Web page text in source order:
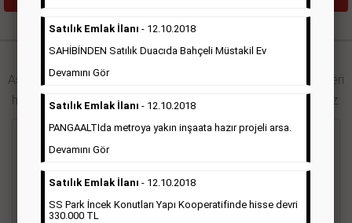
Hürriyet Gazetesi İlan Türleri
Aşağıdaki bağlantıları takip ederek Hürriyet gazetesi ilan türleri
hakkında detaylara ulaşabilir, ilan örneklerini inceleyebilirsiniz.
Hürriyet gazetesi Seri ilanlar; emlak ilanı, eleman ilanı, zayi
ilanı, vasıta ilanı başlıkları altında toplanmaktadır. Hürriyet
gazetesi seri ilanlar, Türkiye baskısı, İstanbul baskısı, Ankara
Satılık Emlak İlanı - 12.10.2018
SAHİBİNDEN Satılık Duacıda Bahçeli Müstakil Ev
Devamını Gör
Satılık Emlak İlanı - 12.10.2018
PANGAALTIda metroya yakın inşaata hazır projeli arsa.
Devamını Gör
Satılık Emlak İlanı - 12.10.2018
SS Park İncek Konutları Yapı Kooperatifinde hisse devri
330.000 TL